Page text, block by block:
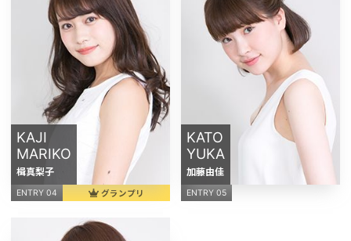
KAJI
MARIKO
楫真梨子
ENTRY 04 グランプリ
KATO
YUKA
加藤由佳
ENTRY 05